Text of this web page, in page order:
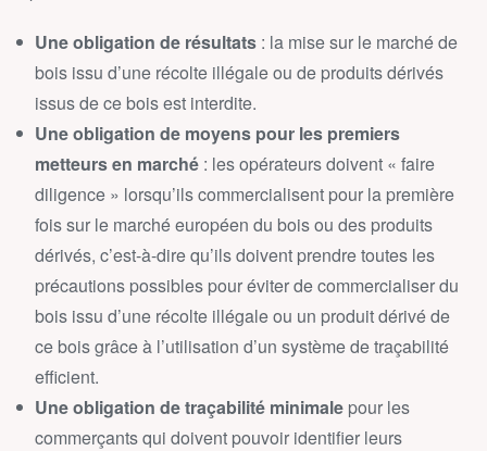
Une obligation de résultats : la mise sur le marché de
bois issu d’une récolte illégale ou de produits dérivés
issus de ce bois est interdite.
Une obligation de moyens pour les premiers
metteurs en marché : les opérateurs doivent « faire
diligence » lorsqu’ils commercialisent pour la première
fois sur le marché européen du bois ou des produits
dérivés, c’est-à-dire qu’ils doivent prendre toutes les
précautions possibles pour éviter de commercialiser du
bois issu d’une récolte illégale ou un produit dérivé de
ce bois grâce à l’utilisation d’un système de traçabilité
efficient.
Une obligation de traçabilité minimale pour les
commerçants qui doivent pouvoir identifier leurs